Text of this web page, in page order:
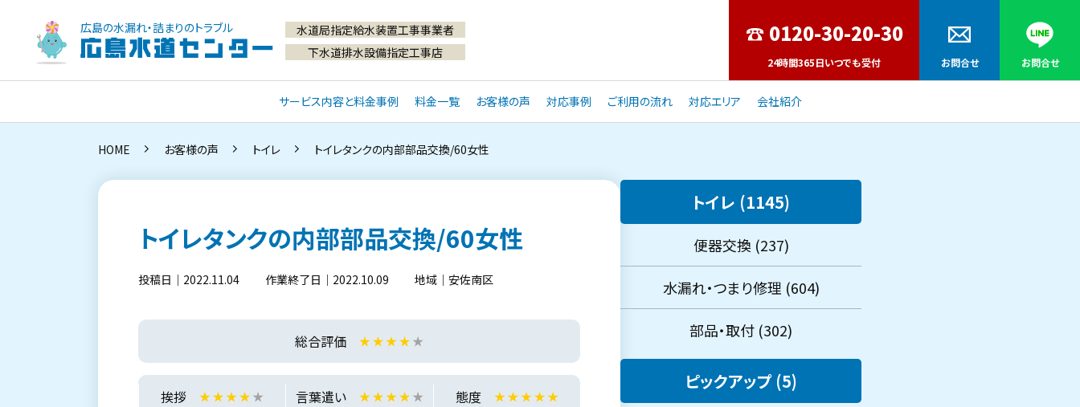
広島の水漏れ・詰まりのトラブル
広島水道センター
24時間365日いつでも受付 お問合せ お問合せ
サービス内容と料金事例 料金一覧 お客様の声 対応事例 ご利用の流れ 対応エリア 会社紹介
水道局指定給水装置工事事業者
下水道排水設備指定工事店
HOME お客様の声 トイレ トイレタンクの内部部品交換/60女性
トイレタンクの内部部品交換/60女性
投稿日｜2022.11.04 作業終了日｜2022.10.09 地域｜安佐南区
総合評価
挨拶 言葉遣い 態度
トイレ (1145)
便器交換 (237)
水漏れ・つまり修理 (604)
部品・取付 (302)
ピックアップ (5)